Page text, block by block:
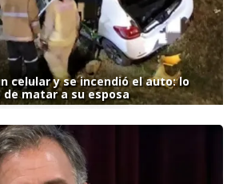
celular y se incendió el auto: lo
matar a su esposa